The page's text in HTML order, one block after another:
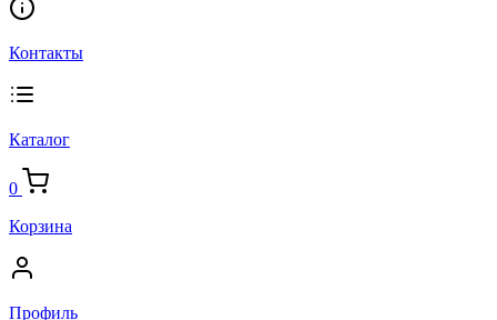
Контакты
Каталог
0
Корзина
Профиль